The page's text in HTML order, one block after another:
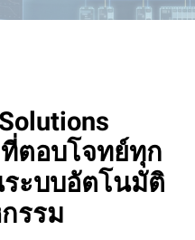
ตอบโจทย์ทุก
ะบบอัตโนมัติ
รรม